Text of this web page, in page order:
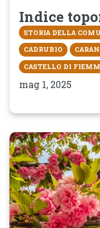
Indice
STORIA DELLA
CADRUBIO
CASTELLO DI
mag 1, 2025